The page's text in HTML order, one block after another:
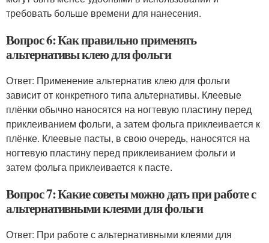
требовать больше времени для нанесения.
Вопрос 6: Как правильно применять
альтернативы клею для фольги
Ответ: Применение альтернатив клею для фольги
зависит от конкретного типа альтернативы. Клеевые
плёнки обычно наносятся на ногтевую пластину перед
приклеиванием фольги, а затем фольга приклеивается к
плёнке. Клеевые пасты, в свою очередь, наносятся на
ногтевую пластину перед приклеиванием фольги и
затем фольга приклеивается к пасте.
Вопрос 7: Какие советы можно дать при работе с
альтернативными клеями для фольги
Ответ: При работе с альтернативными клеями для